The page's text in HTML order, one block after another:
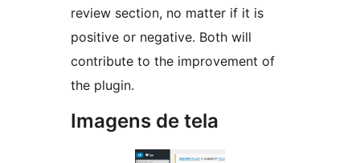
review section, no matter if it is
positive or negative. Both will
contribute to the improvement of
the plugin.
Imagens de tela